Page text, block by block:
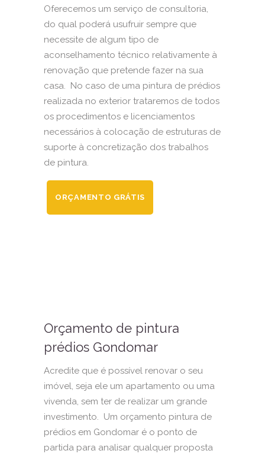
Oferecemos um serviço de consultoria,
do qual poderá usufruir sempre que
necessite de algum tipo de
aconselhamento técnico relativamente à
renovação que pretende fazer na sua
casa. No caso de uma pintura de prédios
realizada no exterior trataremos de todos
os procedimentos e licenciamentos
necessários à colocação de estruturas de
suporte à concretização dos trabalhos
de pintura.
ORÇAMENTO GRÁTIS
Orçamento de pintura
prédios Gondomar
Acredite que é possível renovar o seu
imóvel, seja ele um apartamento ou uma
vivenda, sem ter de realizar um grande
investimento. Um orçamento pintura de
prédios em Gondomar é o ponto de
partida para analisar qualquer proposta